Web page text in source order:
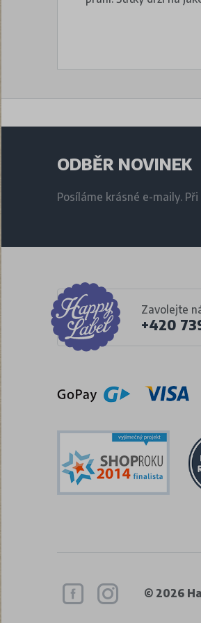
ODBĚR NOVINEK
Posíláme krásné e-maily.
Zavolejte
+420
© 2026